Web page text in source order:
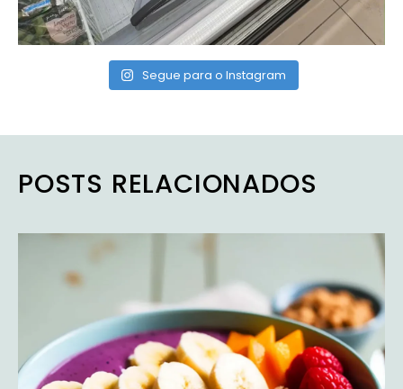
Segue para o Instagram
POSTS RELACIONADOS